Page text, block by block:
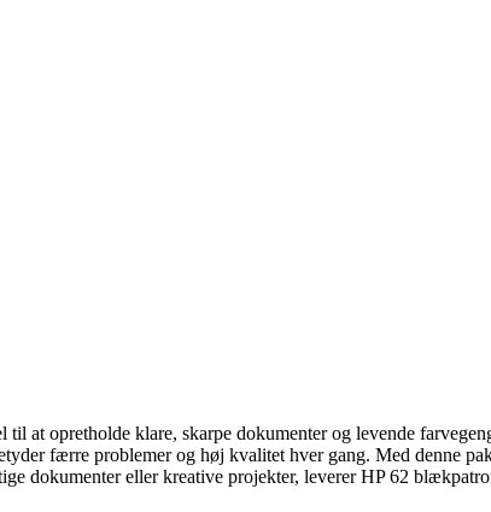
at opretholde klare, skarpe dokumenter og levende
færre problemer og høj kvalitet hver gang. Med denne
dokumenter eller kreative projekter, leverer HP 62